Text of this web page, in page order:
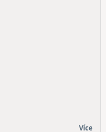
Více